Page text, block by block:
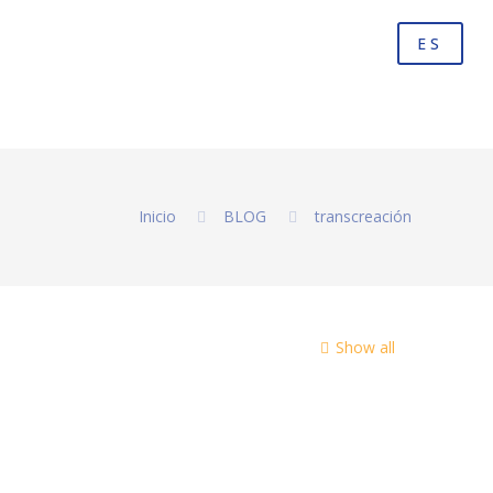
Inicio BLOG transcreación
Show all
ES